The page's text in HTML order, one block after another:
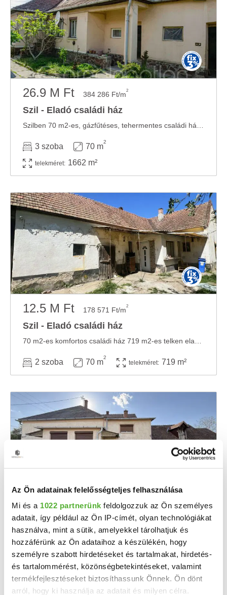
Az Ön adatainak felelősségteljes felhasználása
Mi és a 1022 partnerünk feldolgozzuk az Ön személyes
adatait, így például az Ön IP-címét, olyan technológiákat
használva, mint a sütik, amelyekkel tárolhatjuk és
hozzáférünk az Ön adataihoz a készülékén, hogy
személyre szabott hirdetéseket és tartalmakat, hirdetés-
és tartalommérést, közönségbetekintéseket, valamint
termékfejlesztéseket biztosíthassunk Önnek. Ön dönt
arról, hogy ki használja az adatait és milyen célra.
26.9 M Ft 384 286 Ft/m2
Szil - Eladó családi ház
3 szoba 70 m
2
telekméret: 1662 m²
12.5 M Ft 178 571 Ft/m2
Szil - Eladó családi ház
2 szoba 70 m
2
telekméret: 719 m²
29.9 M Ft 243 089 Ft/m2
Szil - Eladó családi ház
4 szoba
2
telekméret: 2452 m² építés éve: 1950